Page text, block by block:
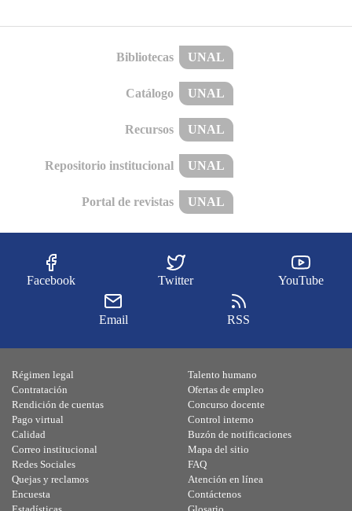
Bibliotecas UNAL
Catálogo UNAL
Recursos UNAL
Repositorio institucional UNAL
Portal de revistas UNAL
Facebook Twitter YouTube
Email RSS
Régimen legal
Contratación
Rendición de cuentas
Pago virtual
Calidad
Talento humano
Ofertas de empleo
Concurso docente
Control interno
Buzón de notificaciones
Correo institucional
Redes Sociales
Quejas y reclamos
Encuesta
Mapa del sitio
FAQ
Atención en línea
Contáctenos